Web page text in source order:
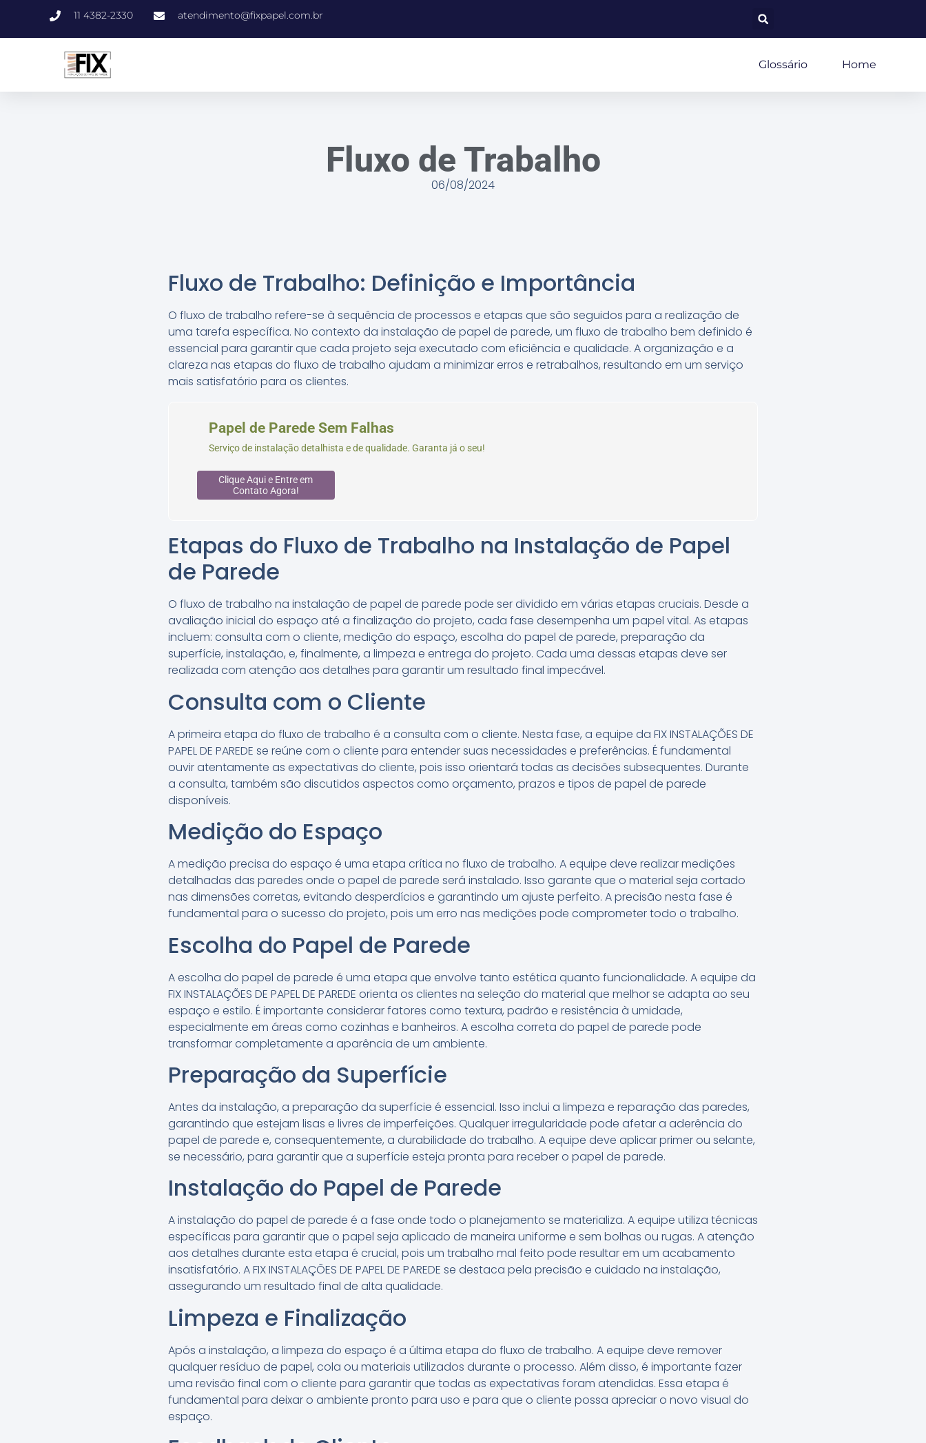
11 4382-2330 atendimento@fixpapel.com.br
Glossário Home
Fluxo de Trabalho
06/08/2024
Fluxo de Trabalho: Definição e Importância
O fluxo de trabalho refere-se à sequência de processos e etapas que são seguidos para a realização de
uma tarefa específica. No contexto da instalação de papel de parede, um fluxo de trabalho bem definido é
essencial para garantir que cada projeto seja executado com eficiência e qualidade. A organização e a
clareza nas etapas do fluxo de trabalho ajudam a minimizar erros e retrabalhos, resultando em um serviço
mais satisfatório para os clientes.
Papel de Parede Sem Falhas
Serviço de instalação detalhista e de qualidade. Garanta já o seu!
Clique Aqui e Entre em
Contato Agora!
Etapas do Fluxo de Trabalho na Instalação de Papel
de Parede
O fluxo de trabalho na instalação de papel de parede pode ser dividido em várias etapas cruciais. Desde a
avaliação inicial do espaço até a finalização do projeto, cada fase desempenha um papel vital. As etapas
incluem: consulta com o cliente, medição do espaço, escolha do papel de parede, preparação da
superfície, instalação, e, finalmente, a limpeza e entrega do projeto. Cada uma dessas etapas deve ser
realizada com atenção aos detalhes para garantir um resultado final impecável.
Consulta com o Cliente
A primeira etapa do fluxo de trabalho é a consulta com o cliente. Nesta fase, a equipe da FIX INSTALAÇÕES DE
PAPEL DE PAREDE se reúne com o cliente para entender suas necessidades e preferências. É fundamental
ouvir atentamente as expectativas do cliente, pois isso orientará todas as decisões subsequentes. Durante
a consulta, também são discutidos aspectos como orçamento, prazos e tipos de papel de parede
disponíveis.
Medição do Espaço
A medição precisa do espaço é uma etapa crítica no fluxo de trabalho. A equipe deve realizar medições
detalhadas das paredes onde o papel de parede será instalado. Isso garante que o material seja cortado
nas dimensões corretas, evitando desperdícios e garantindo um ajuste perfeito. A precisão nesta fase é
fundamental para o sucesso do projeto, pois um erro nas medições pode comprometer todo o trabalho.
Escolha do Papel de Parede
A escolha do papel de parede é uma etapa que envolve tanto estética quanto funcionalidade. A equipe da
FIX INSTALAÇÕES DE PAPEL DE PAREDE orienta os clientes na seleção do material que melhor se adapta ao seu
espaço e estilo. É importante considerar fatores como textura, padrão e resistência à umidade,
especialmente em áreas como cozinhas e banheiros. A escolha correta do papel de parede pode
transformar completamente a aparência de um ambiente.
Preparação da Superfície
Antes da instalação, a preparação da superfície é essencial. Isso inclui a limpeza e reparação das paredes,
garantindo que estejam lisas e livres de imperfeições. Qualquer irregularidade pode afetar a aderência do
papel de parede e, consequentemente, a durabilidade do trabalho. A equipe deve aplicar primer ou selante,
se necessário, para garantir que a superfície esteja pronta para receber o papel de parede.
Instalação do Papel de Parede
A instalação do papel de parede é a fase onde todo o planejamento se materializa. A equipe utiliza técnicas
específicas para garantir que o papel seja aplicado de maneira uniforme e sem bolhas ou rugas. A atenção
aos detalhes durante esta etapa é crucial, pois um trabalho mal feito pode resultar em um acabamento
insatisfatório. A FIX INSTALAÇÕES DE PAPEL DE PAREDE se destaca pela precisão e cuidado na instalação,
assegurando um resultado final de alta qualidade.
Limpeza e Finalização
Após a instalação, a limpeza do espaço é a última etapa do fluxo de trabalho. A equipe deve remover
qualquer resíduo de papel, cola ou materiais utilizados durante o processo. Além disso, é importante fazer
uma revisão final com o cliente para garantir que todas as expectativas foram atendidas. Essa etapa é
fundamental para deixar o ambiente pronto para uso e para que o cliente possa apreciar o novo visual do
espaço.